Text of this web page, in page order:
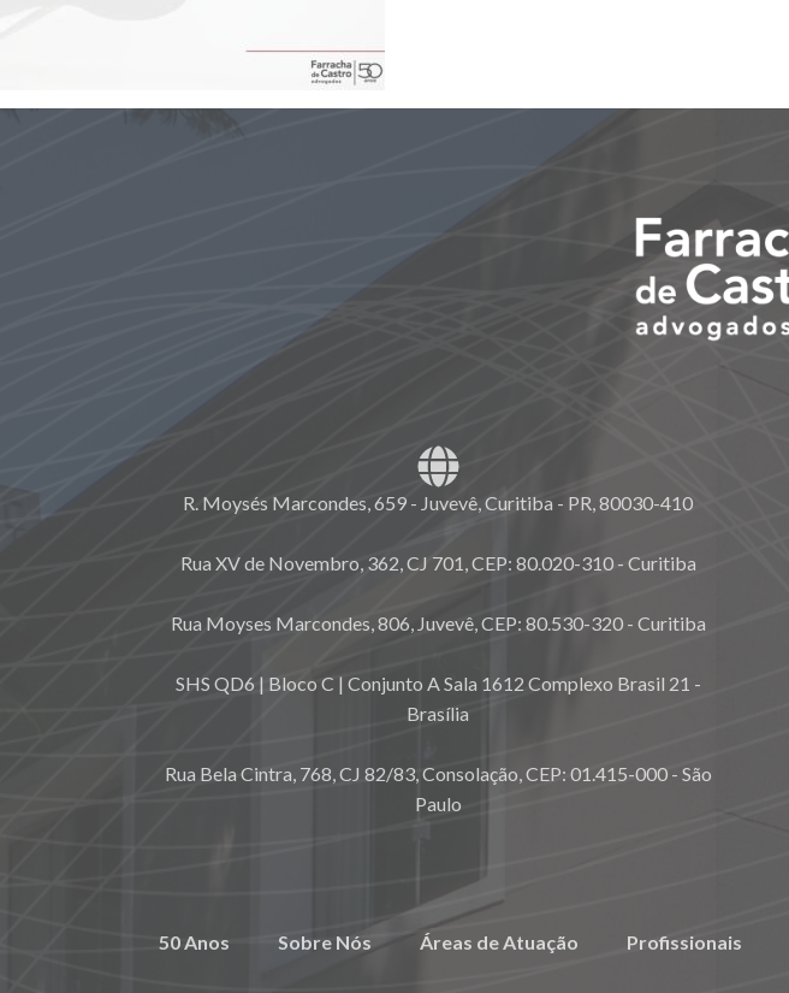
R. Moysés Marcondes, 659 - Juvevê, Curitiba - PR, 80030-410
Rua XV de Novembro, 362, CJ 701, CEP: 80.020-310 - Curitiba
Rua Moyses Marcondes, 806, Juvevê, CEP: 80.530-320 - Curitiba
SHS QD6 | Bloco C | Conjunto A Sala 1612 Complexo Brasil 21 -
Brasília
Rua Bela Cintra, 768, CJ 82/83, Consolação, CEP: 01.415-000 - São
Paulo
50 Anos Sobre Nós Áreas de Atuação Profissionais